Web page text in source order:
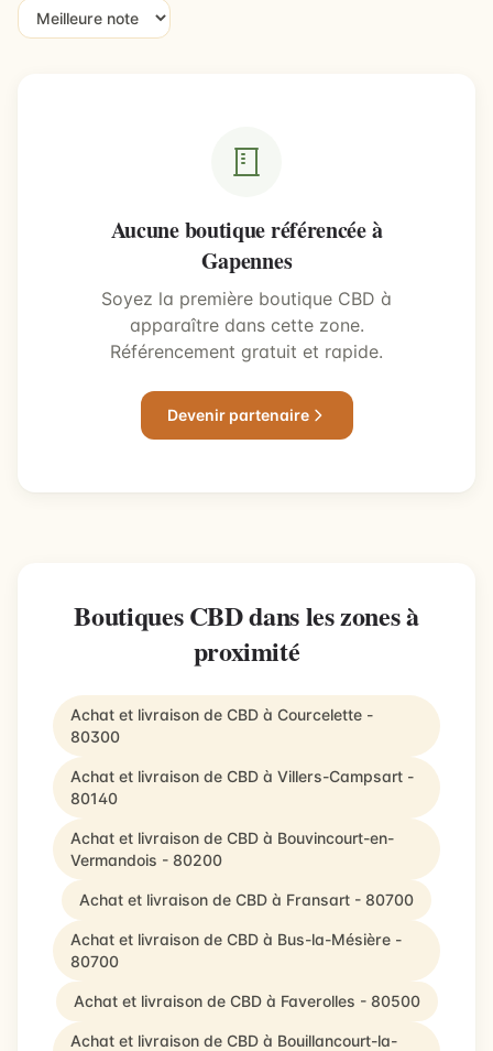
Aucune boutique référencée à
Gapennes
Soyez la première boutique CBD à
apparaître dans cette zone.
Référencement gratuit et rapide.
Devenir partenaire
Boutiques CBD dans les zones à
proximité
Achat et livraison de CBD à Courcelette -
80300
Achat et livraison de CBD à Villers-Campsart -
80140
Achat et livraison de CBD à Bouvincourt-en-
Vermandois - 80200
Achat et livraison de CBD à Fransart - 80700
Achat et livraison de CBD à Bus-la-Mésière -
80700
Achat et livraison de CBD à Faverolles - 80500
Achat et livraison de CBD à Bouillancourt-la-